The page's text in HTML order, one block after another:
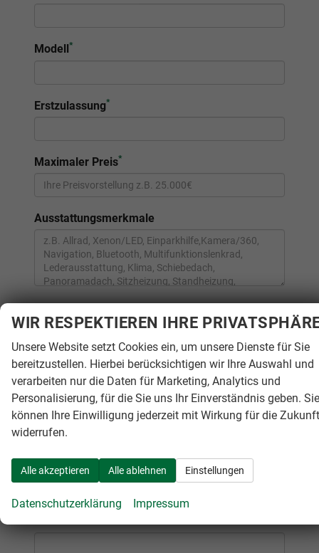
Modell *
Erstzulassung*
Maximaler Preis*
Ausstattungsmerkmale
PERSÖNLICHE DATEN
Anrede*
Vorname*
Nachname *
WIR RESPEKTIEREN IHRE
Unsere Website setzt Cookies ein, um unsere Dienste für Sie
bereitzustellen. Hierbei berücksichtigen wir Ihre Auswahl und
verarbeiten nur die Daten für Marketing, Analytics und
Personalisierung, für die Sie uns Ihr Einverständnis geben. Sie
können Ihre Einwilligung jederzeit mit Wirkung für die Zukunft
widerrufen.
Alle akzeptieren Alle ablehnen Einstellungen
Datenschutzerklärung Impressum